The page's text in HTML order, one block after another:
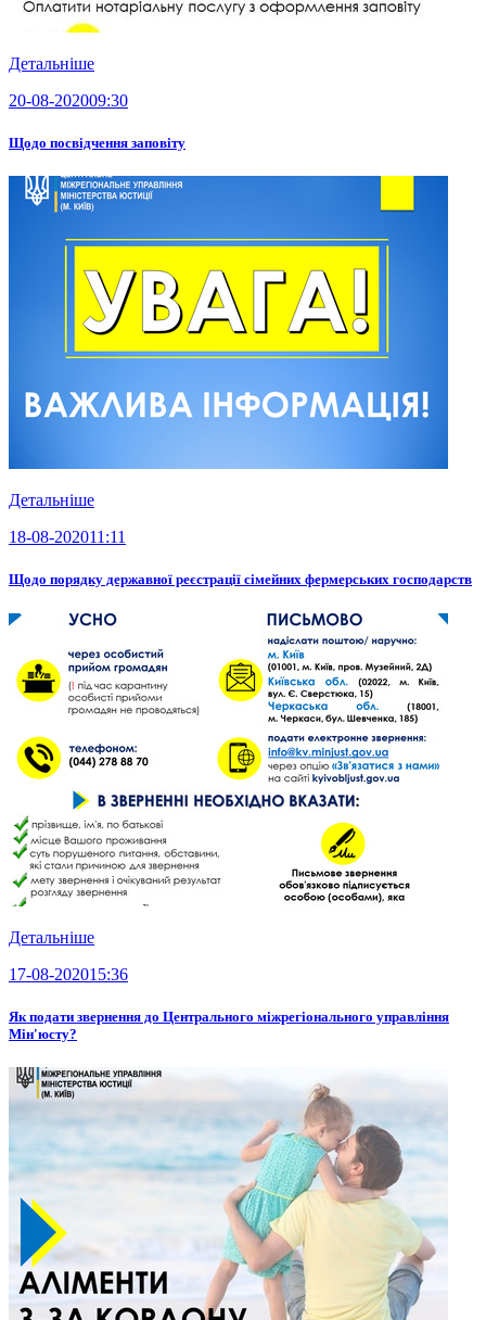
Детальніше
20-08-202009:30
Щодо посвідчення заповіту
Детальніше
18-08-202011:11
Щодо порядку державної реєстрації сімейних фермерських господарств
Детальніше
17-08-202015:36
Як подати звернення до Центрального міжрегіонального управління
Мін'юсту?